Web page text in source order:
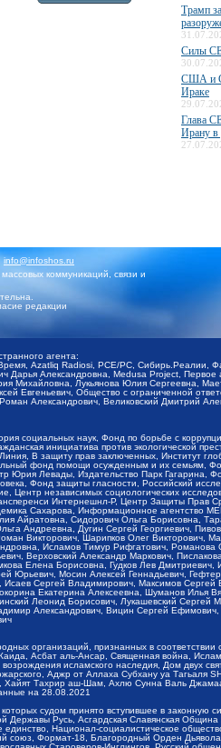
Трамп
Силы
США и
Ираке
Глава
Ирану в
info@infoshos.ru
коммуникаций, связи и
редакции
агента:
Azatliq Radiosi, PCE/PC,
Дарья Александровна, Medusa Project,
Лукьянова Юлия Сергеевна,
Евгеньевич, Общество с ограниченной
Александрович, Великовский Дмитрий
социальных наук, Фонд по борьбе с
инициатива против экологической
В защиту прав заключенных, Институт
фонд помощи осужденным и их семьям,
Юрия Левады, Издательство Парк
Фонд защиты гласности, Российский
Центр независимых социологических
Интернешнл-Р, Центр Защиты
Сахарова, Информационное
Айратовна, Сидорович Ольга Борисовна,
Андреевна, Дугин Сергей Георгиевич,
Викторович, Шарипков Олег Викторович,
Исламов Тимур Рифгатович,
Верховский Александр Маркович,
Елена Борисовна, Гудков Лев
Юрьевич, Мосин Алексей Геннадьевич,
Сергей Владимирович, Максимов
Екатерина Алексеевна, Шуманов Илья
Леонид Борисович, Лукашевский
Александрович, Вицин Сергей
организаций, признанных в соответствии
Асбат аль-Ансар, Священная война,
исламского наследия, Дом двух
Аджр от Аллаха Субхану уа Тагьаля
Хайят Тахрир аш-Шам, Ахлю Сунна Валь
на 28.08.2021
судом принято вступившее в законную
Русь, Асгардская Славянская
Национал-социалистическое
союз, Формат-18, Благородный Орден